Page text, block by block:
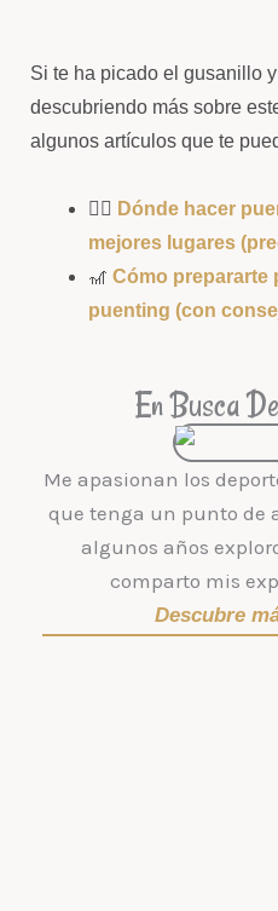
Si te ha picado el gusanillo
descubriendo más sobre
algunos artículos que te
🧗‍♀️ Dónde hacer
mejores lugares
🎢 Cómo prepararte
puenting (con
En Busca
Me apasionan los
que tenga un punto de
algunos años
comparto mis
Descubre